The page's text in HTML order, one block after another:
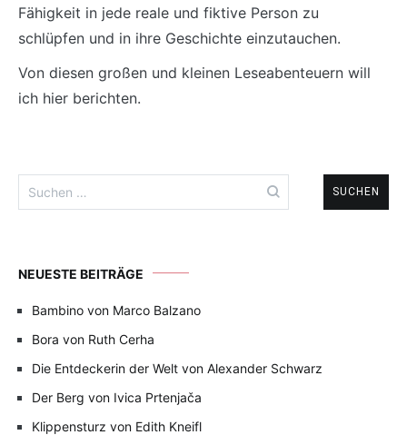
Fähigkeit in jede reale und fiktive Person zu
schlüpfen und in ihre Geschichte einzutauchen.
Von diesen großen und kleinen Leseabenteuern will
ich hier berichten.
nach:
NEUESTE BEITRÄGE
Bambino von Marco Balzano
Bora von Ruth Cerha
Die Entdeckerin der Welt von Alexander Schwarz
Der Berg von Ivica Prtenjača
Klippensturz von Edith Kneifl